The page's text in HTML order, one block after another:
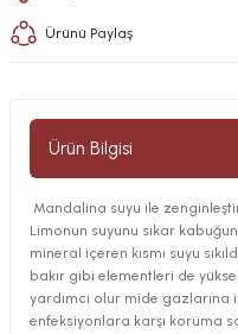
Ürünü Paylaş
Ürün Bilgisi
Mandalina suyu ile
Limonun suyunu sıkar
mineral içeren kısmı suyu
bakır gibi elementleri de
yardımcı olur mide gazlarına
enfeksiyonlara karşı koruma